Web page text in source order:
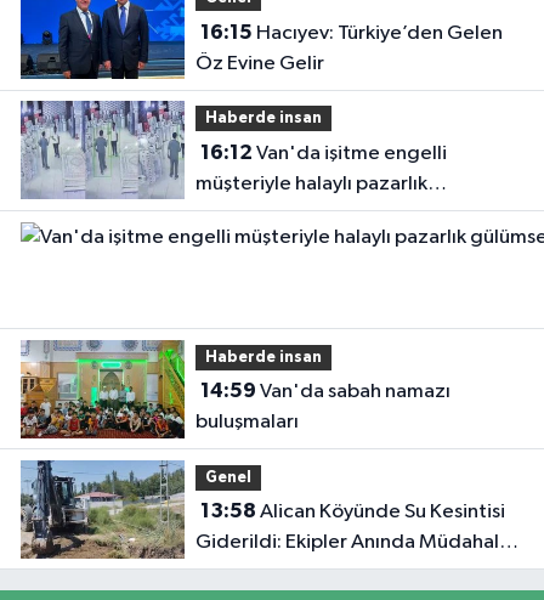
16:15
Öz Evine Gelir
Haberde insan
16:12
müşteriyle halaylı pazarlık
gülümsetti
Haberde insan
14:59
buluşmaları
Genel
13:58
Giderildi: Ekipler Anında Müdahale
Etti